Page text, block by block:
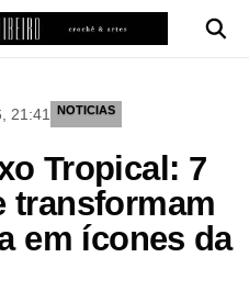
21:41 NOTICIAS
Tropical: 7
transformam
em ícones da